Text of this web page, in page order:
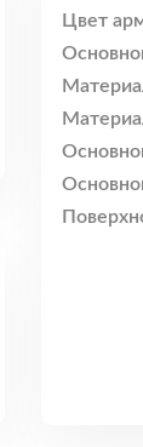
Цвет